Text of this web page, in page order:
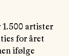
500 artister
for året
ifølge